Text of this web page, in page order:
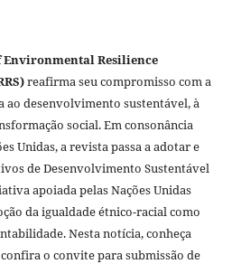
Resilience
reafirma seu compromisso com a
ao desenvolvimento sustentável, à
social. Em consonância
Unidas, a revista passa a adotar e
de Desenvolvimento Sustentável
apoiada pelas Nações Unidas
da igualdade étnico-racial como
Nesta notícia, conheça
o convite para submissão de